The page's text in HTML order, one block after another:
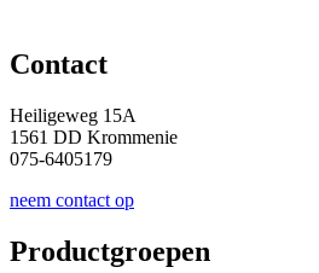
Contact
Heiligeweg 15A
1561 DD Krommenie
075-6405179
neem contact op
Productgroepen